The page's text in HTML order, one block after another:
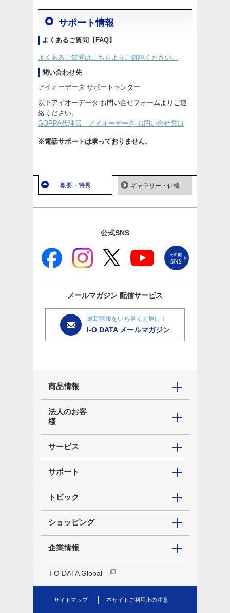
サポート情報
よくあるご質問【FAQ】
よくあるご質問はこちらよりご確認ください。
問い合わせ先
アイオーデータ サポートセンター
以下アイオーデータ お問い合せフォームよりご連
絡ください。
GOPPA代理店 アイオーデータ お問い合せ窓口
※電話サポートは承っておりません。
概要・特長 ギャラリー・仕様
公式SNS
メールマガジン 配信サービス
最新情報をいち早くお届け！
I-O DATA メールマガジン
商品情報
法人のお客
様
サービス
サポート
トピック
ショッピング
企業情報
I-O DATA Global
サイトマップ 本サイトご利用上の注意